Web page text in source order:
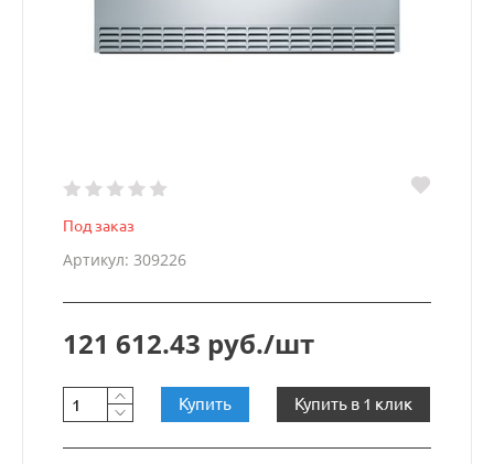
Под заказ
Артикул: 309226
121 612.43 руб./шт
Купить Купить в 1 клик